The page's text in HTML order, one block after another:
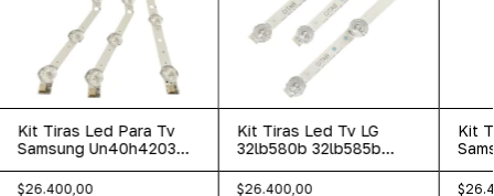
Kit Tiras Led Para Tv
Samsung Un40h4203
$26.400,00
Kit Tiras Led Tv LG
32lb580b 32lb585b
$26.400,00
Kit